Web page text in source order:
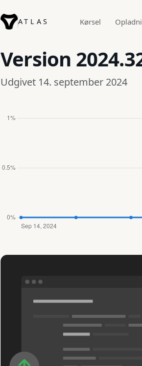
ATLAS Kørsel
Version
Udgivet 14. september 2024